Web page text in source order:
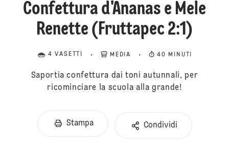
Confettura d'Ananas e Mele
Renette (Fruttapec 2:1)
4 VASETTI MEDIA 40 MINUTI
Saportia confettura dai toni autunnali, per
ricominciare la scuola alla grande!
Stampa Condividi